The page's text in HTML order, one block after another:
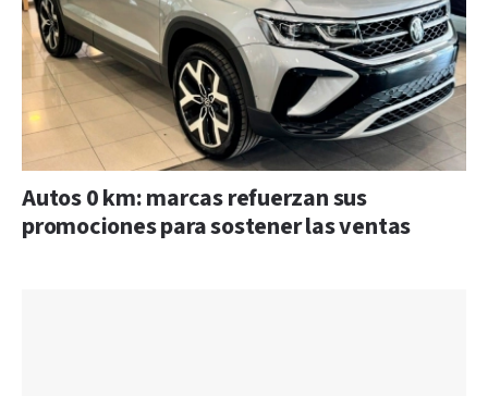
Autos 0 km: marcas refuerzan sus
promociones para sostener las ventas